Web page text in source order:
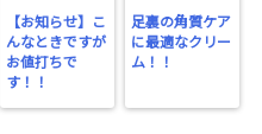
【お知らせ】こ
んなときですが
お値打ちで
す！！
足裏の角質ケア
に最適なクリー
ム！！